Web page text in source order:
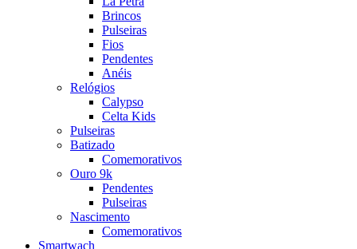
Brincos
Pulseiras
Fios
Pendentes
Anéis
Relógios
Calypso
Celta Kids
Pulseiras
Batizado
Comemorativos
Ouro 9k
Pendentes
Pulseiras
Nascimento
Comemorativos
Smartwach